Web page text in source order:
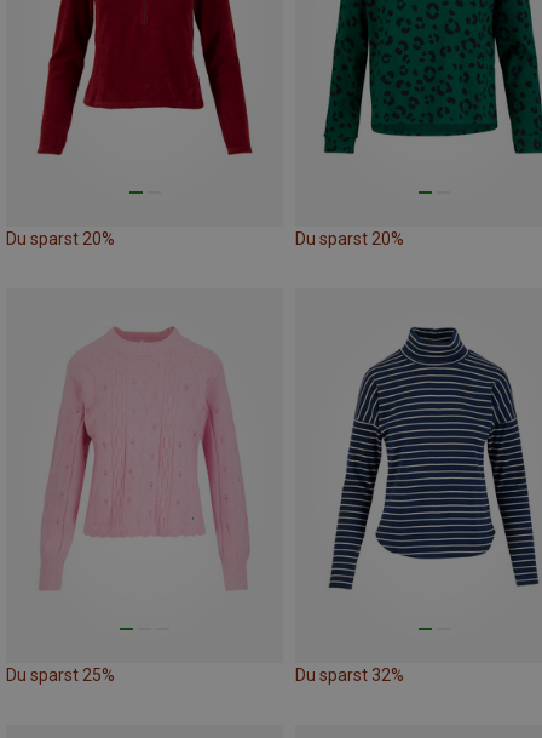
Du sparst 20% Du sparst 20%
Du sparst 25% Du sparst 32%